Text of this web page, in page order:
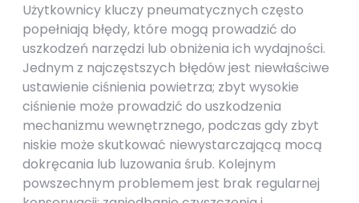
Użytkownicy kluczy pneumatycznych często
popełniają błędy, które mogą prowadzić do
uszkodzeń narzędzi lub obniżenia ich wydajności.
Jednym z najczęstszych błędów jest niewłaściwe
ustawienie ciśnienia powietrza; zbyt wysokie
ciśnienie może prowadzić do uszkodzenia
mechanizmu wewnętrznego, podczas gdy zbyt
niskie może skutkować niewystarczającą mocą
dokręcania lub luzowania śrub. Kolejnym
powszechnym problemem jest brak regularnej